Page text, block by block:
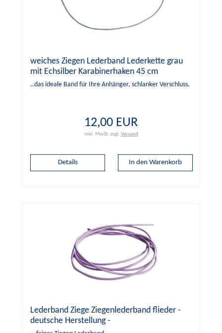
weiches Ziegen Lederband Lederkette grau
mit Echsilber Karabinerhaken 45 cm
..das ideale Band für Ihre Anhänger, schlanker Verschluss.
12,00 EUR
inkl. MwSt. zzgl. Versand
Details
Lederband Ziege Ziegenlederband flieder -
deutsche Herstellung -